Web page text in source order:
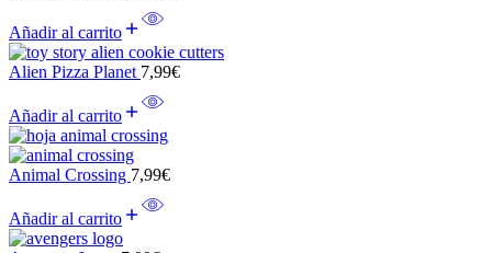
Añadir al carrito
Alien Pizza Planet 7,99€
Añadir al carrito
Animal Crossing 7,99€
Añadir al carrito